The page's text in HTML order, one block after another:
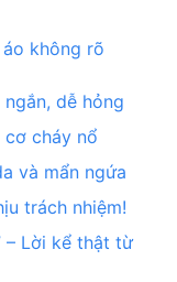
không rõ
dễ hỏng
cơ cháy nổ
và mẩn ngứa
trách nhiệm!
– Lời kể thật từ